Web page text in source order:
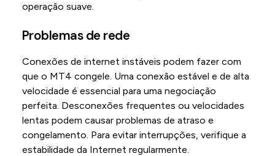
operação suave.
Problemas de rede
Conexões de internet instáveis podem fazer com
que o MT4 congele. Uma conexão estável e de alta
velocidade é essencial para uma negociação
perfeita. Desconexões frequentes ou velocidades
lentas podem causar problemas de atraso e
congelamento. Para evitar interrupções, verifique a
estabilidade da Internet regularmente.